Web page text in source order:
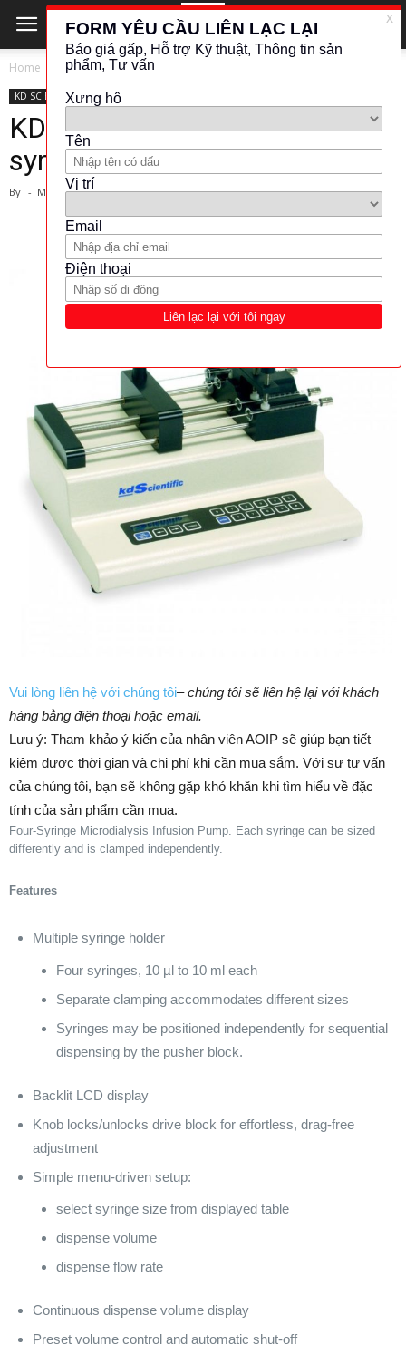
Home KD SCIENTIFIC
KD SCIENTIFIC KHÁC (ĐO LƯỜNG - KIỂM TRA)
KD Scientific- Infuse-only
syringe pump (Model KDS250)
By - March 1, 2024 152
1187
Vui lòng liên hệ với chúng tôi–chúng tôi sẽ liên hệ lại với khách
hàng bằng điện thoại hoặc email.
Lưu ý: Tham khảo ý kiến của nhân viên AOIP sẽ giúp bạn tiết
kiệm được thời gian và chi phí khi cần mua sắm. ​​Với sự tư vấn
của chúng tôi, bạn sẽ không gặp khó khăn khi tìm hiểu về đặc
tính của sản phẩm cần mua.
Four-Syringe Microdialysis Infusion Pump. Each syringe can be sized
differently and is clamped independently.
Features
Multiple syringe holder
Four syringes, 10 µl to 10 ml each
Separate clamping accommodates different sizes
Syringes may be positioned independently for sequential
dispensing by the pusher block.
Backlit LCD display
Knob locks/unlocks drive block for effortless, drag-free
adjustment
Simple menu-driven setup:
select syringe size from displayed table
dispense volume
dispense flow rate
Continuous dispense volume display
Preset volume control and automatic shut-off